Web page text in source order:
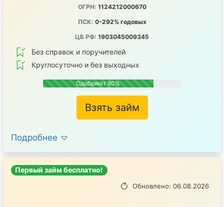
ОГРН: 1124212000670
ПСК: 0-292% годовых
ЦБ РФ: 1903045009345
Без справок и поручителей
Круглосуточно и без выходных
Одобряют 80%
Взять займ
Подробнее
Первый займ бесплатно!
Обновлено: 06.08.2026